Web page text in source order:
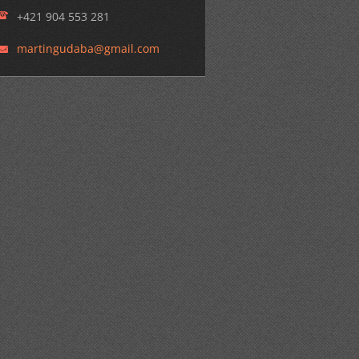
+421 904 553 281
martingudaba@gmail.com